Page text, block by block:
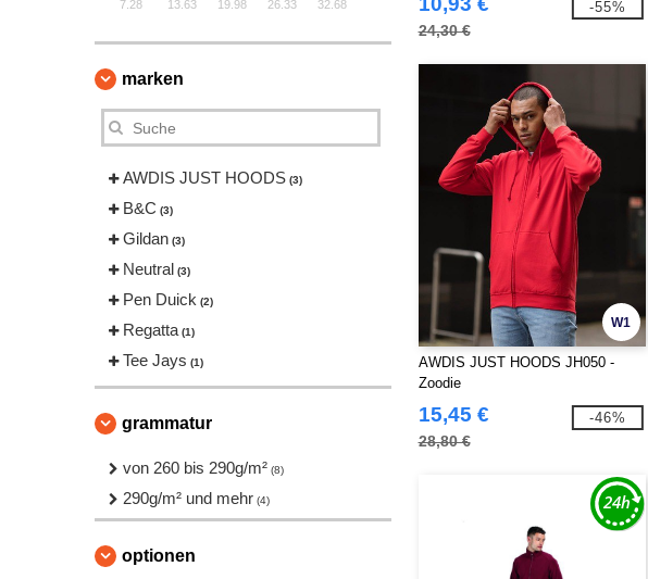
7.28 13.63 19.98 26.33 32.68
marken
AWDIS JUST HOODS (3)
B&C (3)
Gildan (3)
Neutral (3)
Pen Duick (2)
Regatta (1)
Tee Jays (1)
grammatur
von 260 bis 290g/m² (8)
290g/m² und mehr (4)
optionen
24,30 €
-55%
W1
AWDIS JUST HOODS JH050 -
Zoodie
15,45 €
28,80 €
-46%